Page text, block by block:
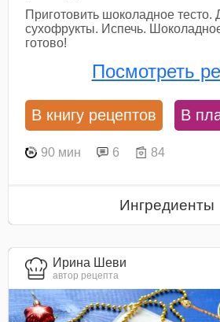
Приготовить шоколадное тесто.
сухофрукты. Испечь.
готово!
Посмотреть
В книгу рецептов В
90 мин 6 84
Ингредиенты
Ирина Шеви
автор рецепта